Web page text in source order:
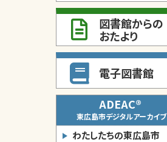
図書館からの
おたより
電子図書館
ADEAC®
東広島市デジタルアーカイブ
わたしたちの東広島市